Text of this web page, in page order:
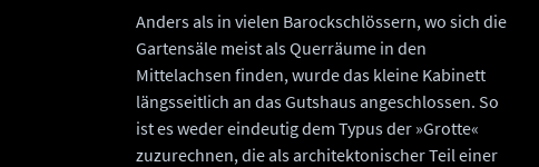
Anders als in vielen Barockschlössern, wo sich die
Gartensäle meist als Querräume in den
Mittelachsen finden, wurde das kleine Kabinett
längsseitlich an das Gutshaus angeschlossen. So
ist es weder eindeutig dem Typus der »Grotte«
zuzurechnen, die als architektonischer Teil einer